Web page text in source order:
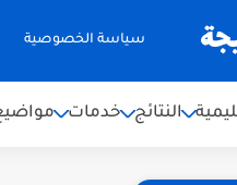
سياسة الخصوصية
النتائج خدمات